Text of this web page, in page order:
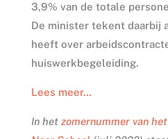
3,9% van de totale
De minister tekent daarbij
heeft over
huiswerkbegeleiding.
Lees meer…
In het zomernummer van